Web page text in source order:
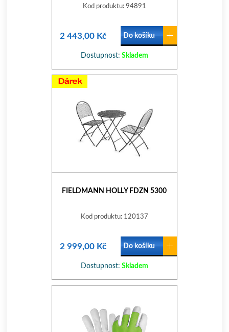
Kod produktu: 94891
2 443,00 Kč Do košíku
Dostupnost: Skladem
FIELDMANN HOLLY FDZN 5300
Kod produktu: 120137
2 999,00 Kč Do košíku
Dostupnost: Skladem